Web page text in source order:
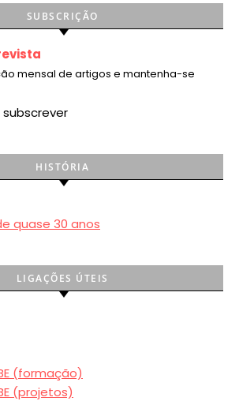
SUBSCRIÇÃO
mensal de artigos e mantenha-se
HISTÓRIA
quase 30 anos
LIGAÇÕES ÚTEIS
(formação)
(projetos)